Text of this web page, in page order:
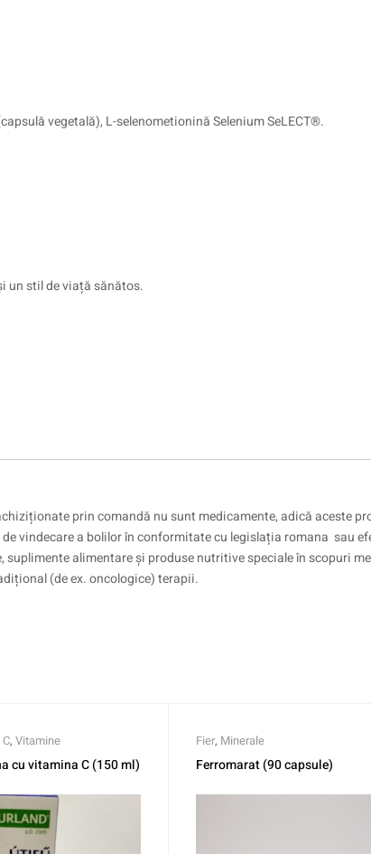
vegetală), L-selenometionină Selenium SeLECT®.
un stil de viață sănătos.
prin comandă nu sunt medicamente, adică aceste
vindecare a bolilor în conformitate cu legislația romana sau
alimentare și produse nutritive speciale în scopuri
(de ex. oncologice) terapii.
, Vitamine
cu vitamina C (150 ml)
Fier, Minerale
Ferromarat (90 capsule)